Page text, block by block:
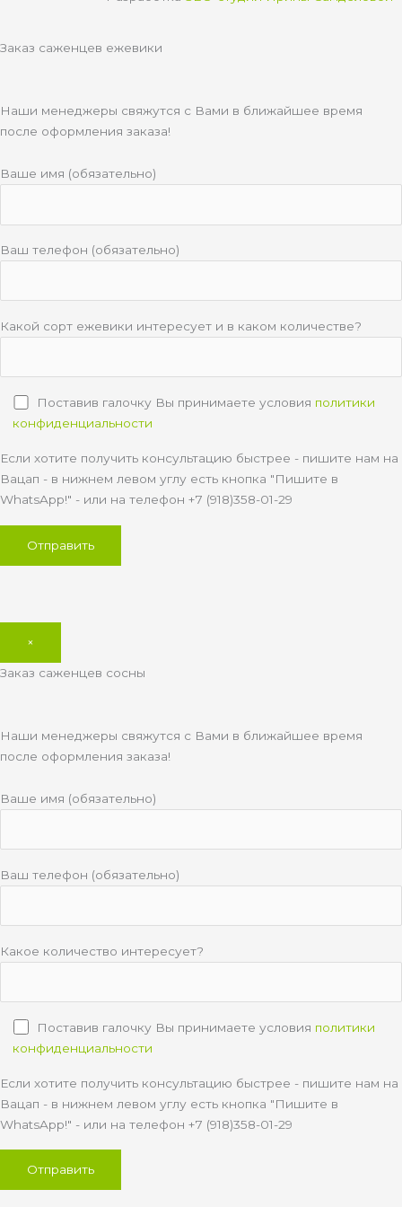
l
s
n
i
i
a
Заказ саженцев ежевики
Наши менеджеры свяжутся с Вами в ближайшее время
после оформления заказа!
Ваше имя (обязательно)
Ваш телефон (обязательно)
Какой сорт ежевики интересует и в каком количестве?
Поставив галочку Вы принимаете условия политики
конфиденциальности
Если хотите получить консультацию быстрее - пишите нам на
Вацап - в нижнем левом углу есть кнопка "Пишите в
WhatsApp!" - или на телефон +7 (918)358-01-29
×
Заказ саженцев сосны
Наши менеджеры свяжутся с Вами в ближайшее время
после оформления заказа!
Ваше имя (обязательно)
Ваш телефон (обязательно)
Какое количество интересует?
Поставив галочку Вы принимаете условия политики
конфиденциальности
Если хотите получить консультацию быстрее - пишите нам на
Вацап - в нижнем левом углу есть кнопка "Пишите в
WhatsApp!" - или на телефон +7 (918)358-01-29